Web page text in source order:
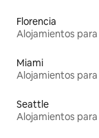
Florencia
Miami
Seattle